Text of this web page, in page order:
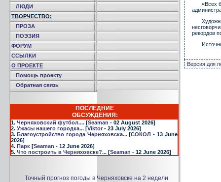
ЛЮДИ
ТВОРЧЕСТВО:
ПРОЗА
ПОЭЗИЯ
ФОРУМ
ССЫЛКИ
О ПРОЕКТЕ
Помощь проекту
Обратная связь
ПОСЛЕДНИЕ
ОБСУЖДЕНИЯ:
1. Черняховский футбол....[Seaman - 02 August 2026]
2. Ужасы нашего городка...[Viktor- 23 July 2026]
3.Благоустройство города Черняховска...[СОКОЛ - 13 June
2026]
4. Парк[Seaman - 12 June 2026]
5. Что построить в Черняховске?...[Seaman - 12 June 2026]
Точный прогноз погоды в Черняховске на 2 недели
«Всех
рекордов
Версия для